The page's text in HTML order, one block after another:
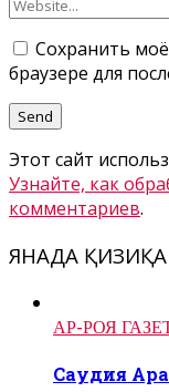
Сохранить
браузере для
Этот сайт
Узнайте, как
комментариев.
ЯНАДА
АР-РОЯ
Саудия